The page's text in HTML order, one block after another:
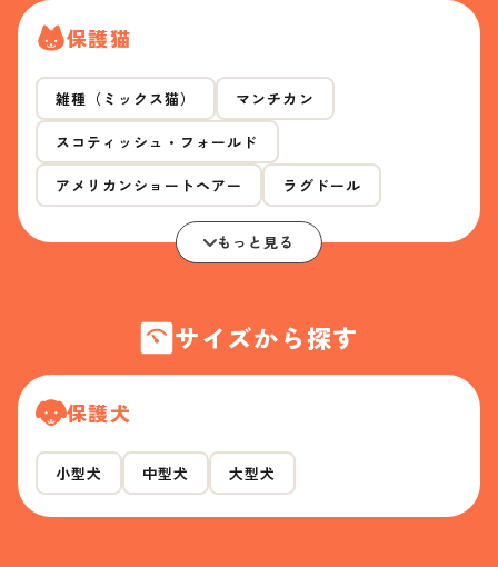
保護猫
雑種（ミックス猫） マンチカン
スコティッシュ・フォールド
アメリカンショートヘアー ラグドール
もっと見る
サイズから探す
保護犬
小型犬 中型犬 大型犬